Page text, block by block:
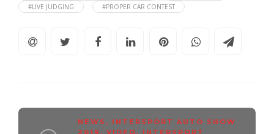
#LIVE JUDGING
#PROPER CAR CONTEST
NEWS , INTERSPORT AUTO SHOW
2019 , VIDEO , INTERSPORT